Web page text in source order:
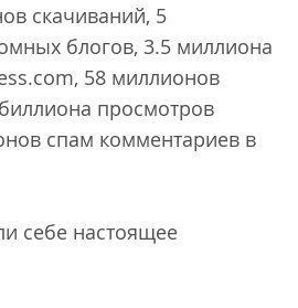
скачиваний, 5
блогов, 3.5 миллиона
58 миллионов
просмотров
спам комментариев в
себе настоящее